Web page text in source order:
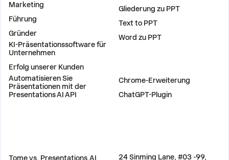
Marketing
Führung
Gründer
KI-Präsentationssoftware für
Unternehmen
Erfolg unserer Kunden
Automatisieren Sie
Präsentationen mit der
Presentations AI API
Gliederung zu PPT
Text to PPT
Word zu PPT
Chrome-Erweiterung
ChatGPT-Plugin
Tome vs. Presentations.AI
24 Sinming Lane, #03 -99,